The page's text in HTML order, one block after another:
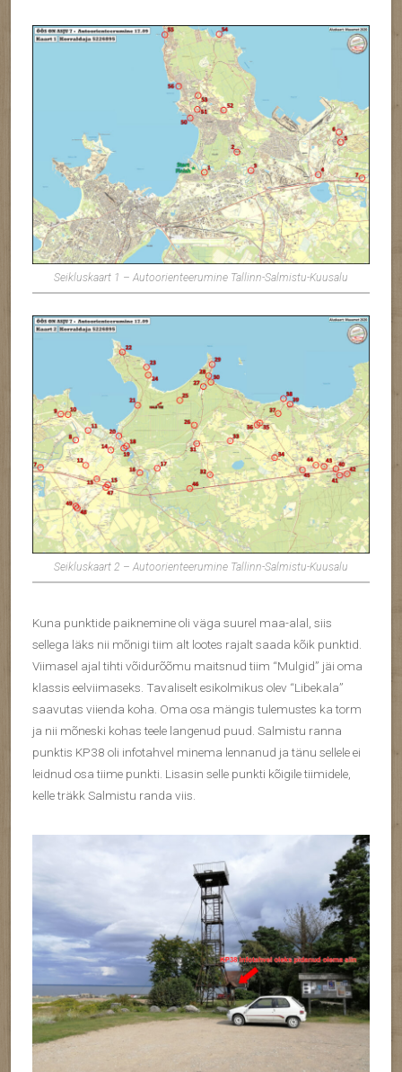
Seikluskaart 1 – Autoorienteerumine Tallinn-Salmistu-Kuusalu
Seikluskaart 2 – Autoorienteerumine Tallinn-Salmistu-Kuusalu
Kuna punktide paiknemine oli väga suurel maa-alal, siis
sellega läks nii mõnigi tiim alt lootes rajalt saada kõik punktid.
Viimasel ajal tihti võidurõõmu maitsnud tiim “Mulgid” jäi oma
klassis eelviimaseks. Tavaliselt esikolmikus olev “Libekala”
saavutas viienda koha. Oma osa mängis tulemustes ka torm
ja nii mõneski kohas teele langenud puud. Salmistu ranna
punktis KP38 oli infotahvel minema lennanud ja tänu sellele ei
leidnud osa tiime punkti. Lisasin selle punkti kõigile tiimidele,
kelle träkk Salmistu randa viis.